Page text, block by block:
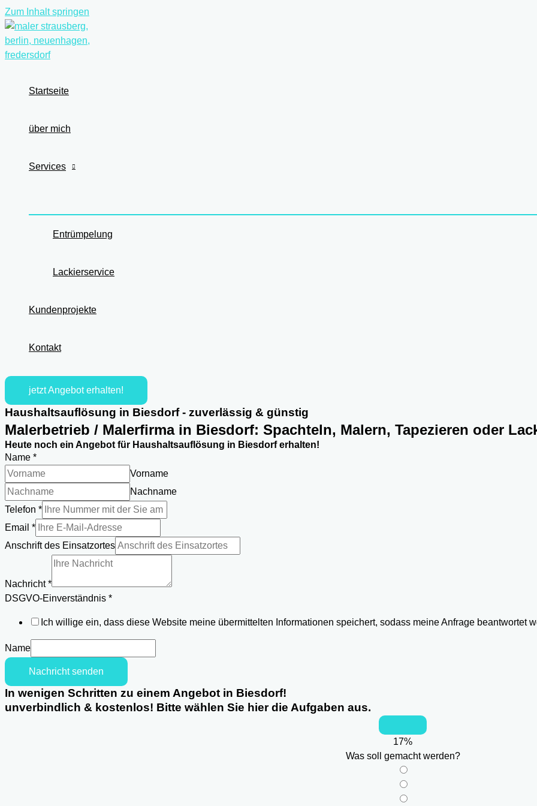
Zum Inhalt springen
Startseite
über mich
Services
Entrümpelung
Lackierservice
Kundenprojekte
Kontakt
jetzt Angebot erhalten!
Haushaltsauflösung in Biesdorf - zuverlässig & günstig
Malerbetrieb / Malerfirma in Biesdorf: Spachteln, Malern, Tapezieren oder
Heute noch ein Angebot für Haushaltsauflösung in Biesdorf erhalten!
Name *
Vorname
Nachname
Telefon *
Nachricht
des
Email *
Anschrift des Einsatzortes
Nachricht*
DSGVO-Einverständnis *
Ich willige ein, dass diese Website meine übermittelten Informationen speichert, sodass meine Anfrage beantwortet
Name
Nachricht senden
In wenigen Schritten zu einem Angebot in Biesdorf!
unverbindlich & kostenlos! Bitte wählen Sie hier die Aufgaben aus.
17%
Was soll gemacht werden?